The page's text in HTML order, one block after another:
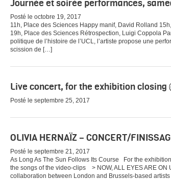
Journée et soirée performances,
Posté le octobre 19, 2017
11h, Place des Sciences Happy manif, David Rolland
19h, Place des Sciences Rétrospection, Luigi Coppola
politique de l’histoire de l’UCL, l’artiste propose une
scission de […]
Live concert, for the exhibition closing
Posté le septembre 25, 2017
OLIVIA HERNAÏZ – CONCERT/
Posté le septembre 21, 2017
As Long As The Sun Follows Its Course For the
the songs of the video-clips > NOW, ALL EYES ARE
collaboration between London and Brussels-based